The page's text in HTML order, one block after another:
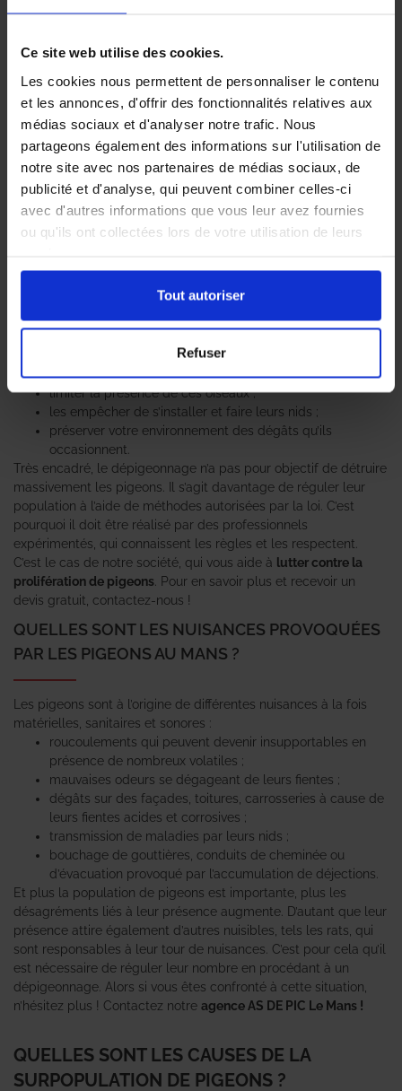
Ce site web utilise des cookies.
Les cookies nous permettent de personnaliser le contenu
et les annonces, d'offrir des fonctionnalités relatives aux
médias sociaux et d'analyser notre trafic. Nous
partageons également des informations sur l'utilisation de
notre site avec nos partenaires de médias sociaux, de
publicité et d'analyse, qui peuvent combiner celles-ci
avec d'autres informations que vous leur avez fournies
ou qu'ils ont collectées lors de votre utilisation de leurs
Tout autoriser
Refuser
Combien coûte une prestation ?
Qu’est-ce que le dépigeonnage ?
Chaque bâtiment est unique, chaque
solution également.
Pourquoi recourir à un prestataire ?
met son expertise à votre service ! Spécialisée dans la lutte
contre les nuisibles, notre équipe intervient pour un
sur-Sarthe. Utilisant des techniques conformes aux normes en
vigueur, nous vous proposons un traitement sur-mesure afin de :
limiter la présence de ces oiseaux ;
les empêcher de s’installer et faire leurs nids ;
préserver votre environnement des dégâts qu’ils
occasionnent.
Très encadré, le dépigeonnage n’a pas pour objectif de détruire
massivement les pigeons. Il s’agit davantage de réguler leur
population à l’aide de méthodes autorisées par la loi. C’est
pourquoi il doit être réalisé par des professionnels
expérimentés, qui connaissent les règles et les respectent.
C’est le cas de notre société, qui vous aide à lutter contre la
prolifération de pigeons . Pour en savoir plus et recevoir un
devis gratuit, contactez-nous !
QUELLES SONT LES NUISANCES PROVOQUÉES
PAR LES PIGEONS AU MANS ?
Les pigeons sont à l’origine de différentes nuisances à la fois
matérielles, sanitaires et sonores :
roucoulements qui peuvent devenir insupportables en
présence de nombreux volatiles ;
mauvaises odeurs se dégageant de leurs fientes ;
dégâts sur des façades, toitures, carrosseries à cause de
leurs fientes acides et corrosives ;
transmission de maladies par leurs nids ;
bouchage de gouttières, conduits de cheminée ou
d’évacuation provoqué par l’accumulation de déjections.
Et plus la population de pigeons est importante, plus les
désagréments liés à leur présence augmente. D’autant que leur
présence attire également d’autres nuisibles, tels les rats, qui
sont responsables à leur tour de nuisances. C’est pour cela qu’il
est nécessaire de réguler leur nombre en procédant à un
dépigeonnage. Alors si vous êtes confronté à cette situation,
n’hésitez plus ! Contactez notre agence AS DE PIC Le Mans !
QUELLES SONT LES CAUSES DE LA
SURPOPULATION DE PIGEONS ?